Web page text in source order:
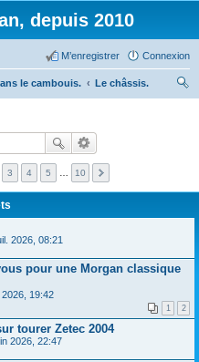
depuis 2010
Connexion
M’enregistrer
le cambouis.
Le châssis.
3 4 5 10
2026, 08:21
pour une Morgan classique
2026, 19:42
1 2
tourer Zetec 2004
2026, 22:47